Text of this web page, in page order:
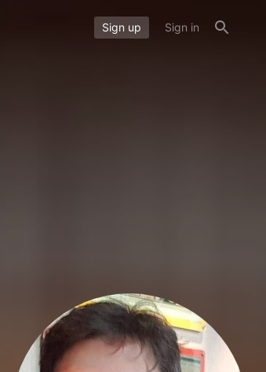
Sign up Sign in